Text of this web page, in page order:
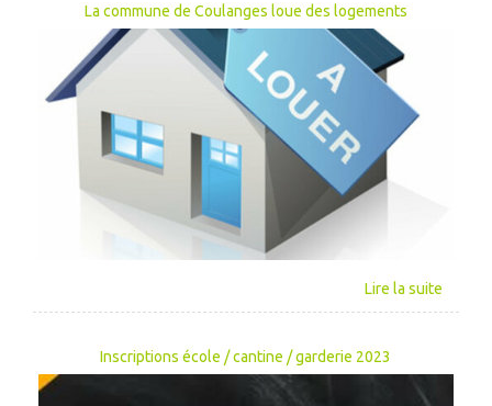
La commune de Coulanges loue des logements
Inscriptions école / cantine / garderie 2023